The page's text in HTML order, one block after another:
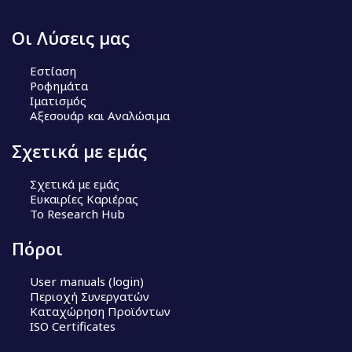
Οι Λύσεις μας
Εστίαση
Ροφημάτα
Ιματισμός
Αξεσουάρ και Αναλώσιμα
Σχετικά με εμάς
Σχετικά με εμάς
Ευκαιρίες Καριέρας
Το Research Hub
Πόροι
User manuals (login)
Περιοχή Συνεργατών
Καταχώρηση Προϊόντων
ISO Certificates